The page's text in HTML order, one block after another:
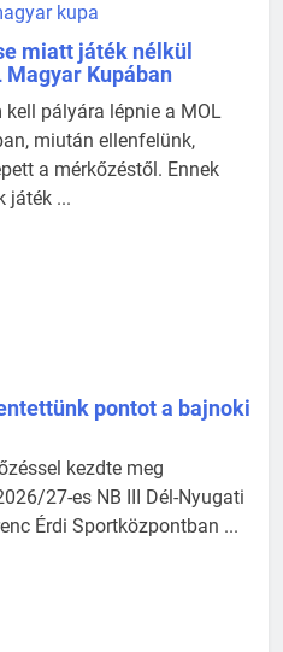
kupa
miatt játék nélkül
Kupában
pályára lépnie a MOL
miután ellenfelünk,
a mérkőzéstől. Ennek
játék ...
pontot a bajnoki
kezdte meg
27-es NB III Dél-Nyugati
Érdi Sportközpontban ...